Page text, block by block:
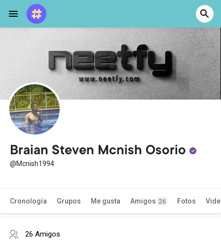
Braian Steven Mcnish Osorio
@Mcnish1994
Cronología Grupos Me gusta Amigos 26 Fotos
26 Amigos